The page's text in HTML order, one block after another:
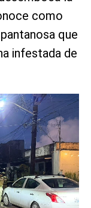
como
que
infestada de